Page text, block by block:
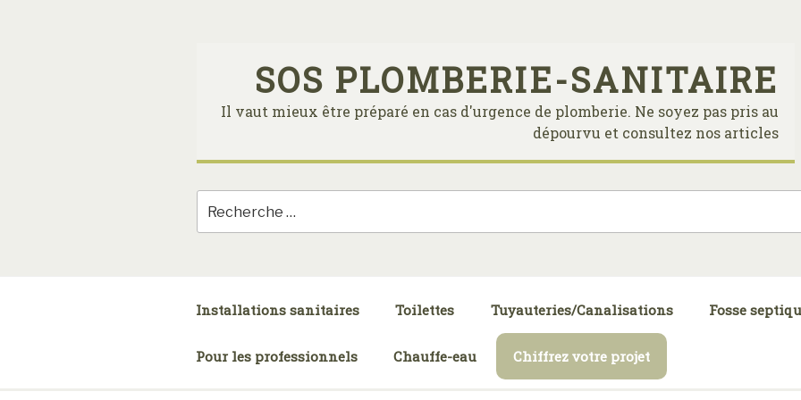
SOS PLOMBERIE-SANITAIRE
Il vaut mieux être préparé en cas d'urgence de plomberie. Ne soyez pas pris au
dépourvu et consultez nos articles
Installations sanitaires Toilettes Tuyauteries/Canalisations Fosse
Pour les professionnels Chauffe-eau Chiffrez votre projet